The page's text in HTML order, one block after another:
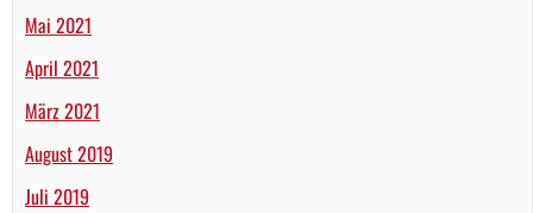
Mai 2021
April 2021
März 2021
August 2019
Juli 2019